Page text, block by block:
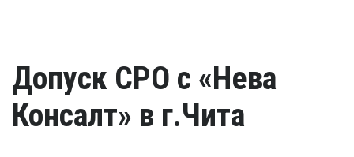
Допуск СРО с «Нева
Консалт» в г.Чита